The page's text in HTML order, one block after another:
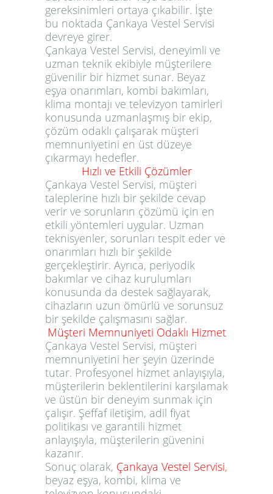
gereksinimleri ortaya çıkabilir. İşte
bu noktada Çankaya Vestel Servisi
devreye girer.
Çankaya Vestel Servisi, deneyimli ve
uzman teknik ekibiyle müşterilere
güvenilir bir hizmet sunar. Beyaz
eşya onarımları, kombi bakımları,
klima montajı ve televizyon tamirleri
konusunda uzmanlaşmış bir ekip,
çözüm odaklı çalışarak müşteri
memnuniyetini en üst düzeye
çıkarmayı hedefler.
Hızlı ve Etkili Çözümler
Çankaya Vestel Servisi, müşteri
taleplerine hızlı bir şekilde cevap
verir ve sorunların çözümü için en
etkili yöntemleri uygular. Uzman
teknisyenler, sorunları tespit eder ve
onarımları hızlı bir şekilde
gerçekleştirir. Ayrıca, periyodik
bakımlar ve cihaz kurulumları
konusunda da destek sağlayarak,
cihazların uzun ömürlü ve sorunsuz
bir şekilde çalışmasını sağlar.
Müşteri Memnuniyeti Odaklı Hizmet
Çankaya Vestel Servisi, müşteri
memnuniyetini her şeyin üzerinde
tutar. Profesyonel hizmet anlayışıyla,
müşterilerin beklentilerini karşılamak
ve üstün bir deneyim sunmak için
çalışır. Şeffaf iletişim, adil fiyat
politikası ve garantili hizmet
anlayışıyla, müşterilerin güvenini
kazanır.
Sonuç olarak, Çankaya Vestel Servisi,
beyaz eşya, kombi, klima ve